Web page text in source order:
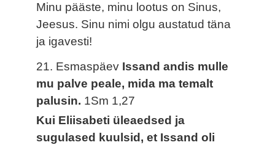
Minu pääste, minu lootus on Sinus,
Jeesus. Sinu nimi olgu austatud täna
ja igavesti!
21. Esmaspäev Issand andis mulle
mu palve peale, mida ma temalt
palusin. 1Sm 1,27
Kui Eliisabeti üleaedsed ja
sugulased kuulsid, et Issand oli